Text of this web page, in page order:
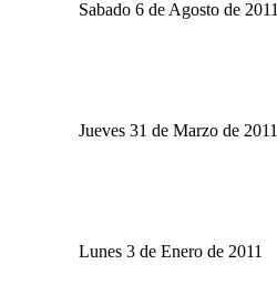
Sabado 6 de Agosto de 2011
Jueves 31 de Marzo de 2011
Lunes 3 de Enero de 2011